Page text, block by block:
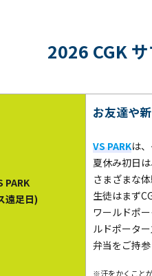
2026 CGK
PARK
遠足日)
お友達や
VS PARKは
夏休み初日は
さまざまな
生徒はまず
ワールドポ
ルドポータ
弁当をご持参
※汗をかくこと